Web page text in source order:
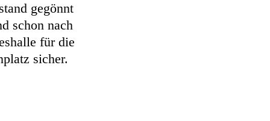
gegönnt
schon nach
für die
sicher.